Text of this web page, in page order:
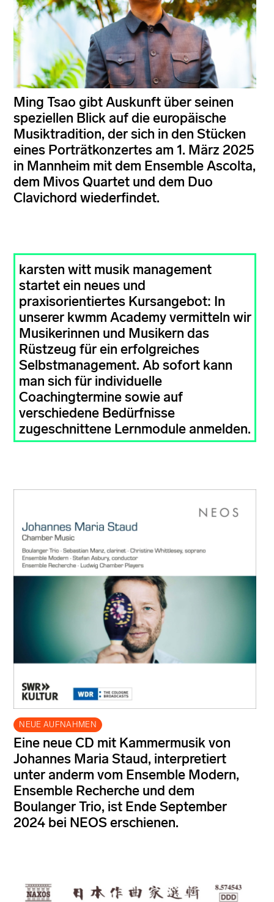
Ming Tsao gibt Auskunft über seinen
speziellen Blick auf die europäische
Musiktradition, der sich in den Stücken
eines Porträtkonzertes am 1. März 2025
in Mannheim mit dem Ensemble Ascolta,
dem Mivos Quartet und dem Duo
Clavichord wiederfindet.
karsten witt musik management
startet ein neues und
praxisorientiertes Kursangebot: In
unserer kwmm Academy vermitteln wir
Musikerinnen und Musikern das
Rüstzeug für ein erfolgreiches
Selbstmanagement. Ab sofort kann
man sich für individuelle
Coachingtermine sowie auf
verschiedene Bedürfnisse
zugeschnittene Lernmodule anmelden.
NEUE AUFNAHMEN
Eine neue CD mit Kammermusik von
Johannes Maria Staud, interpretiert
unter anderm vom Ensemble Modern,
Ensemble Recherche und dem
Boulanger Trio, ist Ende September
2024 bei NEOS erschienen.